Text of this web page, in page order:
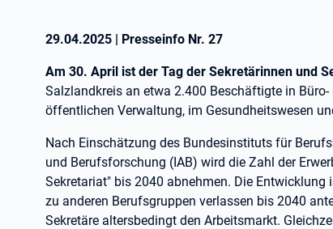
29.04.2025 | Presseinfo Nr. 27
Am 30. April ist der Tag der Sekretärinnen und
Salzlandkreis an etwa 2.400 Beschäftigte in
öffentlichen Verwaltung, im Gesundheitswesen
Nach Einschätzung des Bundesinstituts für
und Berufsforschung (IAB) wird die Zahl der
Sekretariat" bis 2040 abnehmen. Die
zu anderen Berufsgruppen verlassen bis 2040
Sekretäre altersbedingt den Arbeitsmarkt.